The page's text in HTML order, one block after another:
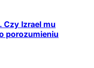
Czy Izrael mu
porozumieniu